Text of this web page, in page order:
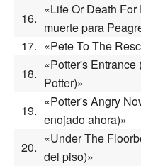
16.
«Life Or Death
muerte para
17. «Pete To The
18.
«Potter's Entrance
Potter)»
19.
«Potter's Angry
enojado ahora)»
20.
«Under The
del piso)»